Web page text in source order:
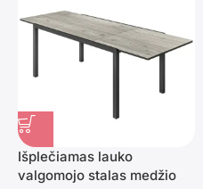
Išplečiamas lauko
valgomojo stalas medžio